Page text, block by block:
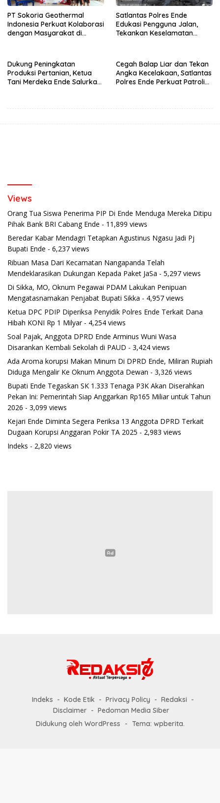
PT Sokoria Geothermal
Indonesia Perkuat Kolaborasi
dengan Masyarakat di
Satlantas Polres Ende
Edukasi Pengguna Jalan,
Tekankan Keselamatan
Dukung Peningkatan
Produksi Pertanian, Ketua
Tani Merdeka Ende Salurkan
Cegah Balap Liar dan Tekan
Angka Kecelakaan, Satlantas
Polres Ende Perkuat Patroli
Views
Orang Tua Siswa Penerima PIP Di Ende Menduga Mereka Ditipu
Pihak Bank BRI Cabang Ende - 11,899 views
Beredar Kabar Mendagri Tetapkan Agustinus Ngasu Jadi Pj
Bupati Ende - 6,237 views
Ribuan Masa Dari Kecamatan Nangapanda Telah
Mendeklarasikan Dukungan Kepada Paket JaSa - 5,297 views
Di Sikka, MO, Oknum Pegawai PDAM Lakukan Penipuan
Mengatasnamakan Penjabat Bupati Sikka - 4,957 views
Ketua DPC PDIP Diperiksa Penyidik Polres Ende Terkait Dana
Hibah KONI Rp 1 Milyar- 4,254 views
Soal Pajak, Anggota DPRD Ende Arminus Wuni Wasa
Disarankan Kembali Sekolah di PAUD - 3,424 views
Ada Aroma korupsi Makan Minum Di DPRD Ende, Miliran Rupiah
Diduga Mengalir Ke Oknum Anggota Dewan - 3,326 views
Bupati Ende Tegaskan SK 1.333 Tenaga P3K Akan Diserahkan
Pekan Ini: Pemerintah Siap Anggarkan Rp165 Miliar untuk Tahun
2026 - 3,099 views
Kejari Ende Diminta Segera Periksa 13 Anggota DPRD Terkait
Dugaan Korupsi Anggaran Pokir TA 2025 - 2,983 views
Indeks - 2,820 views
Indeks Kode Etik Privacy Policy
Redaksi
Disclaimer
Pedoman Media Siber
Didukung oleh WordPress
- Tema: wpberita.